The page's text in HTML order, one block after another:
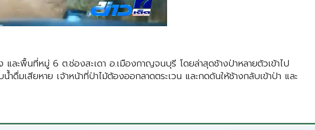
ะพื้นที่หมู่ 6 ต.ช่องสะเดา อ.เมืองกาญจนบุรี โดยล่าสุดช้างป่าหลายตัวเข้าไป
มเสียหาย เจ้าหน้าที่ป่าไม้ต้องออกลาดตระเวน และกดดันให้ช้างกลับเข้าป่า และ